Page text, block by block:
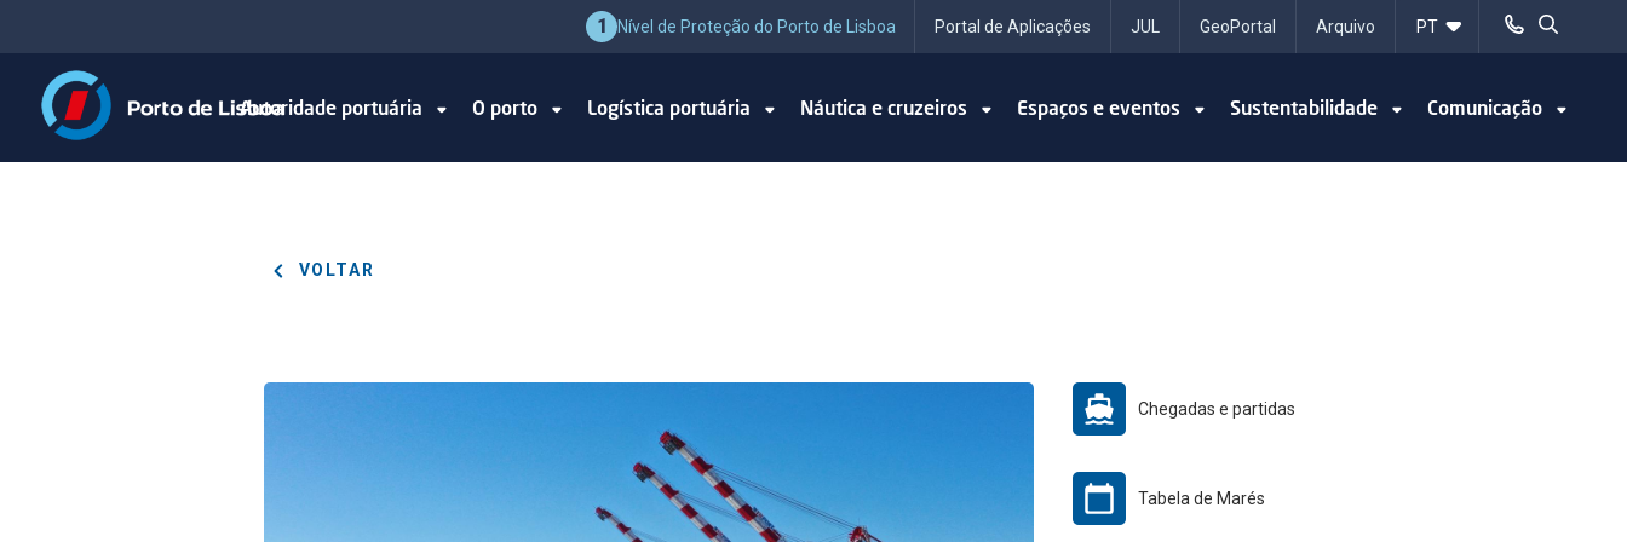
1 Nível de Proteção do Porto de Lisboa Portal de Aplicações JUL GeoPortal Arquivo
Autoridade portuária O porto Logística portuária Náutica e cruzeiros Espaços e eventos Sustentabilidade Comunicação
VOLTAR
Chegadas e partidas
Tabela de Marés